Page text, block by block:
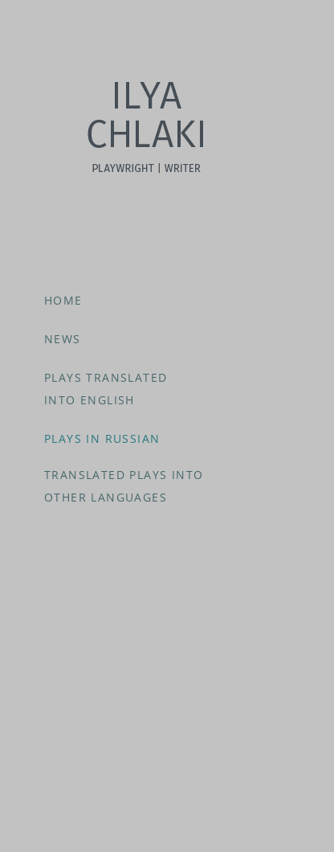
HOME
NEWS
PLAYS TRANSLATED
INTO ENGLISH
PLAYS IN RUSSIAN
TRANSLATED PLAYS INTO
OTHER LANGUAGES